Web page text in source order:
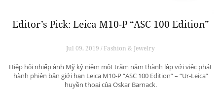
Editor’s Pick: Leica M10-P “ASC 100 Edition”
Jul 09, 2019 / Fashion & Jewelry
Hiệp hội nhiếp ảnh Mỹ kỷ niệm một trăm năm thành lập với việc phát
hành phiên bản giới hạn Leica M10-P “ASC 100 Edition” – “Ur-Leica”
huyền thoại của Oskar Barnack.